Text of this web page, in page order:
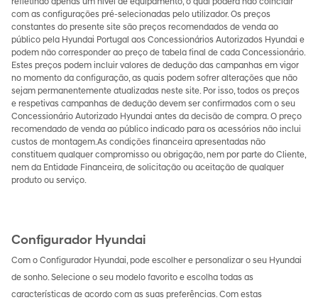
refletindo apenas um nível de equipamento, o qual poderá não coincidir
com as configurações pré-selecionadas pelo utilizador. Os preços
constantes do presente site são preços recomendados de venda ao
público pela Hyundai Portugal aos Concessionários Autorizados Hyundai e
podem não corresponder ao preço de tabela final de cada Concessionário.
Estes preços podem incluir valores de dedução das campanhas em vigor
no momento da configuração, as quais podem sofrer alterações que não
sejam permanentemente atualizadas neste site. Por isso, todos os preços
e respetivas campanhas de dedução devem ser confirmados com o seu
Concessionário Autorizado Hyundai antes da decisão de compra. O preço
recomendado de venda ao público indicado para os acessórios não inclui
custos de montagem.As condições financeira apresentadas não
constituem qualquer compromisso ou obrigação, nem por parte do Cliente,
nem da Entidade Financeira, de solicitação ou aceitação de qualquer
produto ou serviço.
Configurador Hyundai
Com o Configurador Hyundai, pode escolher e personalizar o seu Hyundai
de sonho. Selecione o seu modelo favorito e escolha todas as
características de acordo com as suas preferências. Com estas